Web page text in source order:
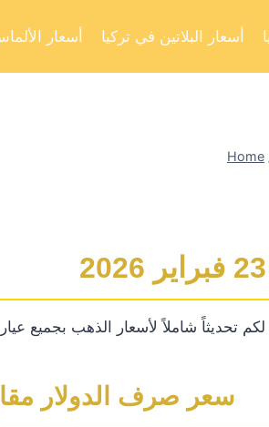
أسعار أسعار البلاتين في تركيا
Home
شاملاً لأسعار الذهب بجميع
سعر صرف الدولار